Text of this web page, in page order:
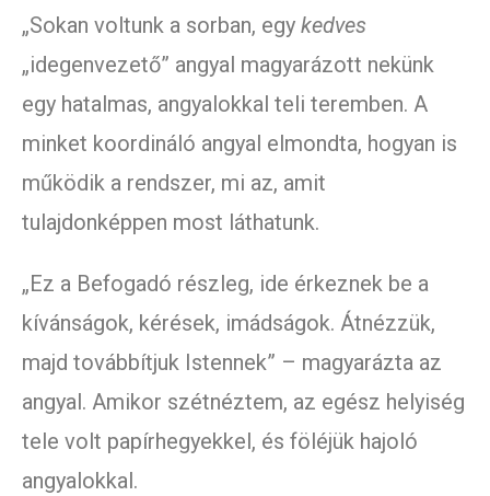
„Sokan voltunk a sorban, egy kedves
„idegenvezető” angyal magyarázott nekünk
egy hatalmas, angyalokkal teli teremben. A
minket koordináló angyal elmondta, hogyan is
működik a rendszer, mi az, amit
tulajdonképpen most láthatunk.
„Ez a Befogadó részleg, ide érkeznek be a
kívánságok, kérések, imádságok. Átnézzük,
majd továbbítjuk Istennek” – magyarázta az
angyal. Amikor szétnéztem, az egész helyiség
tele volt papírhegyekkel, és föléjük hajoló
angyalokkal.